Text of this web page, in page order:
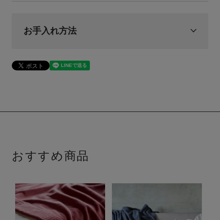
お手入れ方法
おすすめ商品